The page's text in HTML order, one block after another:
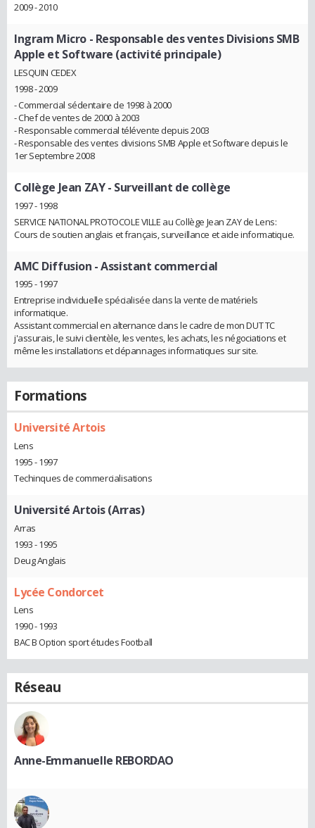
2009 - 2010
Ingram Micro- Responsable des ventes Divisions SMB
Apple et Software (activité principale)
LESQUIN CEDEX
1998 - 2009
- Commercial sédentaire de 1998 à 2000
- Chef de ventes de 2000 à 2003
- Responsable commercial télévente depuis 2003
- Responsable des ventes divisions SMB Apple et Software depuis le
1er Septembre 2008
Collège Jean ZAY- Surveillant de collège
1997 - 1998
SERVICE NATIONAL PROTOCOLE VILLE au Collège Jean ZAY de Lens:
Cours de soutien anglais et français, surveillance et aide informatique.
AMC Diffusion - Assistant commercial
1995 - 1997
Entreprise individuelle spécialisée dans la vente de matériels
informatique.
Assistant commercial en alternance dans le cadre de mon DUT TC
j'assurais, le suivi clientèle, les ventes, les achats, les négociations et
même les installations et dépannages informatiques sur site.
Formations
Université Artois
Lens
1995 - 1997
Techinques de commercialisations
Université Artois (Arras)
Arras
1993 - 1995
Deug Anglais
Lycée Condorcet
Lens
1990 - 1993
BAC B Option sport études Football
Réseau
Anne-Emmanuelle REBORDAO